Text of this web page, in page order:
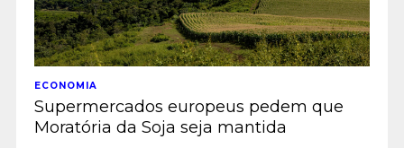
ECONOMIA
Supermercados europeus pedem que
Moratória da Soja seja mantida